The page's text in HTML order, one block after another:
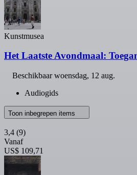
Kunstmusea
Het Laatste Avondmaal:
Beschikbaarwoensdag, 12 aug.
Audiogids
Toon inbegrepen items
3,4 (9)
Vanaf
US$ 109,71